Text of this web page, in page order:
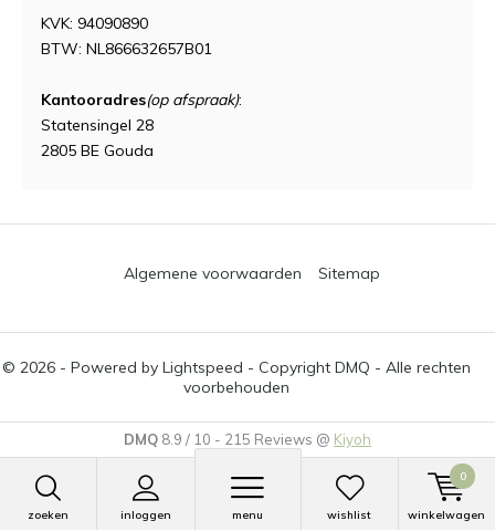
zoeken inloggen menu wishlist winkelwagen
0
KVK: 94090890
BTW: NL866632657B01
Kantooradres(op afspraak):
Statensingel 28
2805 BE Gouda
© 2026 - Powered by Lightspeed - Copyright DMQ - Alle rechten
voorbehouden
Algemene voorwaarden Sitemap
DMQ 8.9 / 10 - 215 Reviews @ Kiyoh